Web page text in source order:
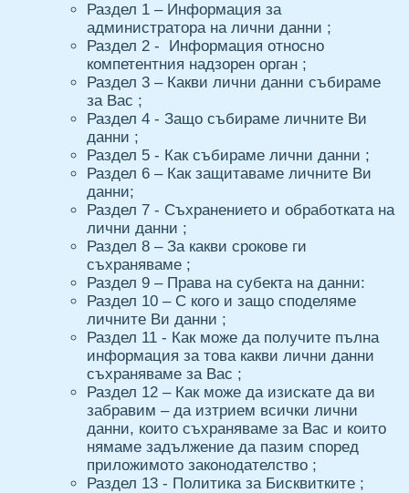
Раздел 1 – Информация за
администратора на лични данни ;
Раздел 2 - Информация относно
компетентния надзорен орган ;
Раздел 3 – Какви лични данни събираме
за Вас ;
Раздел 4 - Защо събираме личните Ви
данни ;
Раздел 5 - Как събираме лични данни ;
Раздел 6 – Как защитаваме личните Ви
данни;
Раздел 7 - Съхранението и обработката на
лични данни ;
Раздел 8 – За какви срокове ги
съхраняваме ;
Раздел 9 – Права на субекта на данни:
Раздел 10 – С кого и защо споделяме
личните Ви данни ;
Раздел 11 - Как може да получите пълна
информация за това какви лични данни
съхраняваме за Вас ;
Раздел 12 – Как може да изискате да ви
забравим – да изтрием всички лични
данни, които съхраняваме за Вас и които
нямаме задължение да пазим според
приложимото законодателство ;
Раздел 13 - Политика за Бисквитките ;